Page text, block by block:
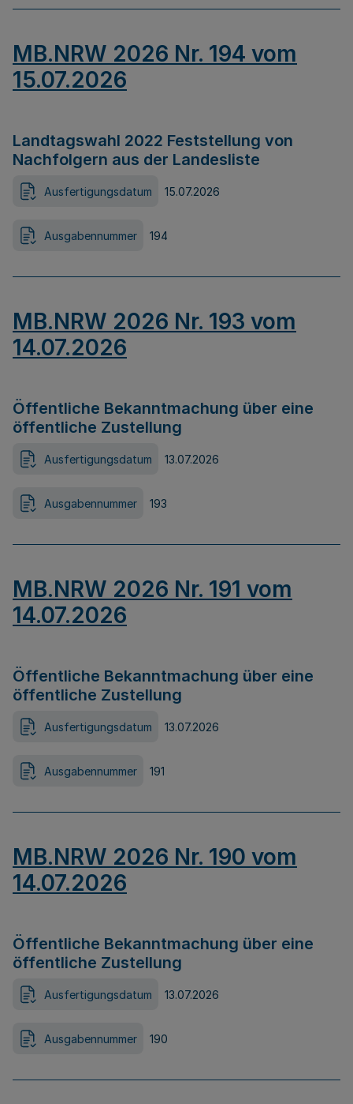
MB.NRW 2026 Nr. 194 vom
15.07.2026
Landtagswahl 2022 Feststellung von
Nachfolgern aus der Landesliste
Ausfertigungsdatum 15.07.2026
Ausgabennummer 194
MB.NRW 2026 Nr. 193 vom
14.07.2026
Öffentliche Bekanntmachung über eine
öffentliche Zustellung
Ausfertigungsdatum 13.07.2026
Ausgabennummer 193
MB.NRW 2026 Nr. 191 vom
14.07.2026
Öffentliche Bekanntmachung über eine
öffentliche Zustellung
Ausfertigungsdatum 13.07.2026
Ausgabennummer 191
MB.NRW 2026 Nr. 190 vom
14.07.2026
Öffentliche Bekanntmachung über eine
öffentliche Zustellung
Ausfertigungsdatum 13.07.2026
Ausgabennummer 190